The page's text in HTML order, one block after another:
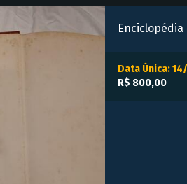
Enciclopédia
Data Única:
R$ 800,00